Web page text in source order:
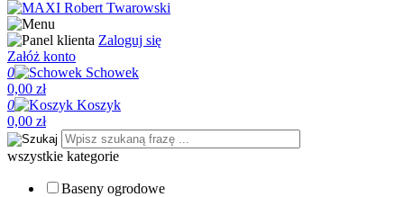
Zaloguj się
Załóż konto
0
Schowek
0,00 zł
0
Koszyk
0,00 zł
wszystkie kategorie
Baseny ogrodowe